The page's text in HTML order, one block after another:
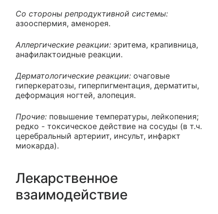
Со стороны репродуктивной системы:
азооспермия, аменорея.
Аллергические реакции: эритема, крапивница,
анафилактоидные реакции.
Дерматологические реакции: очаговые
гиперкератозы, гиперпигментация, дерматиты,
деформация ногтей, алопеция.
Прочие: повышение температуры, лейкопения;
редко - токсическое действие на сосуды (в т.ч.
церебральный артериит, инсульт, инфаркт
миокарда).
Лекарственное
взаимодействие